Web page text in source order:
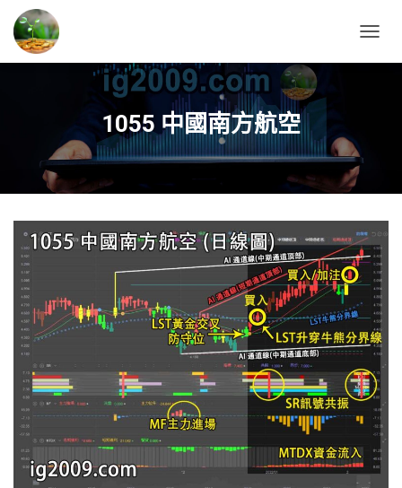
O
A
T
I
O
N
1055 中國南方航空